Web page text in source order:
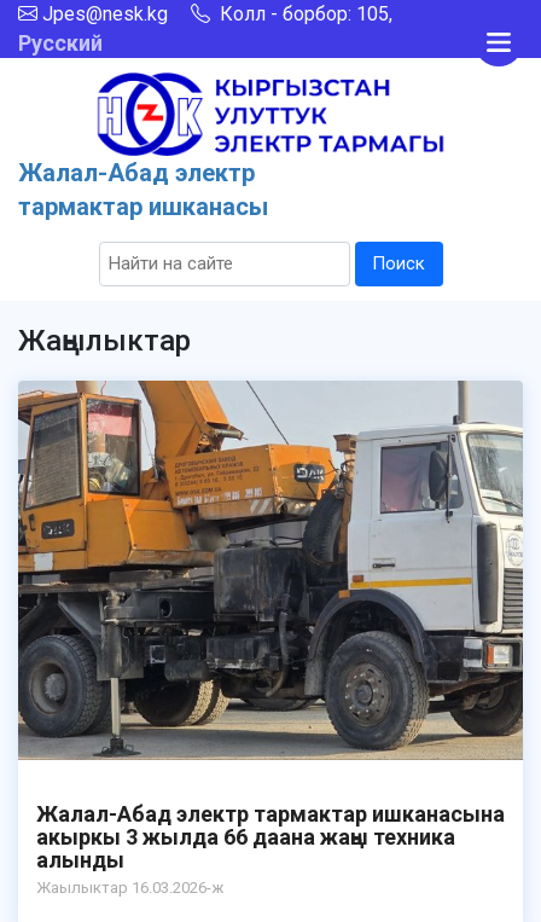
Jpes@nesk.kg Колл - борбор: 105,
Русский
Жалал-Абад электр
тармактар ишканасы
Поиск
Жаңылыктар
Жалал-Абад электр тармактар ишканасына
акыркы 3 жылда 66 даана жаңы техника
алынды
Жаылыктар 16.03.2026-ж